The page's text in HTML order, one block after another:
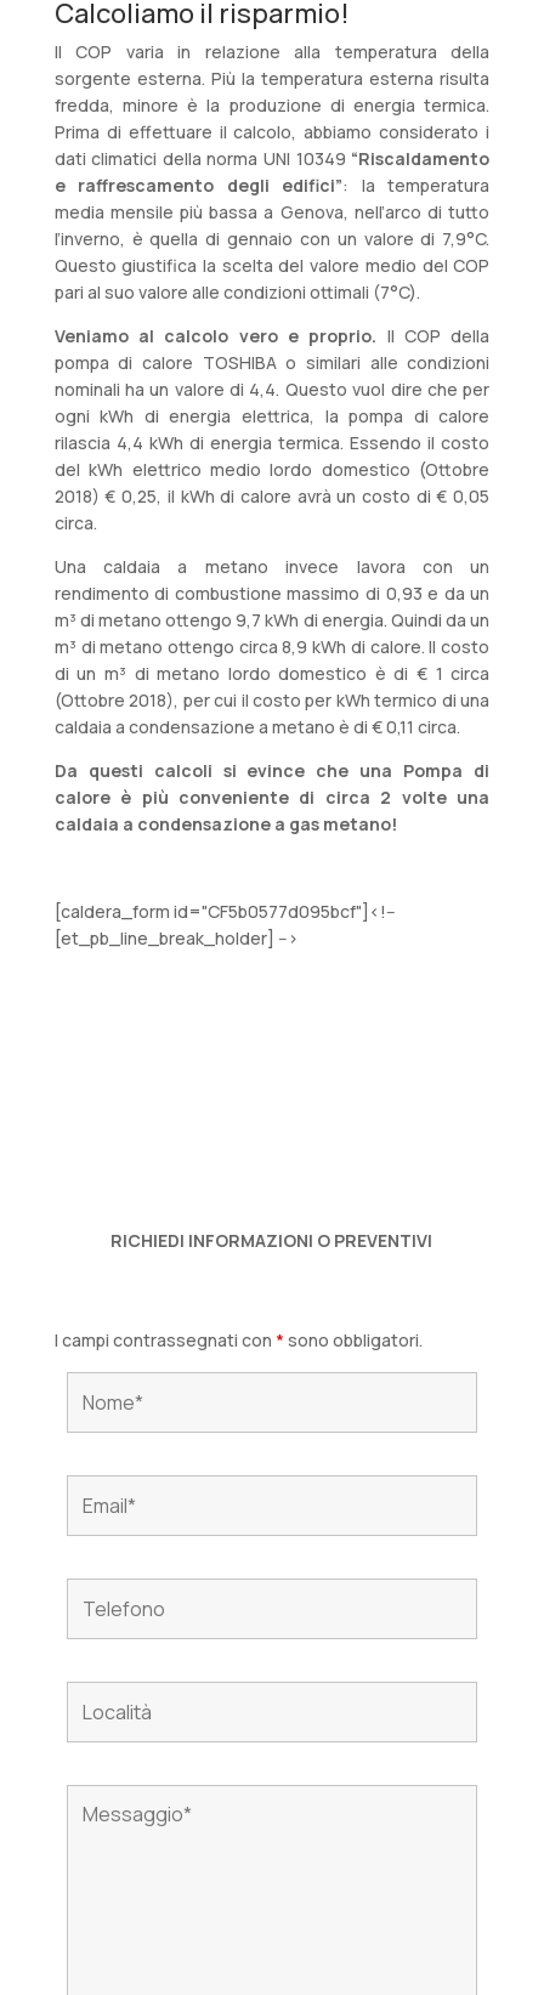
Calcoliamo il risparmio!
Il COP varia in relazione alla temperatura della
sorgente esterna. Più la temperatura esterna risulta
fredda, minore è la produzione di energia termica.
Prima di effettuare il calcolo, abbiamo considerato i
dati climatici della norma UNI 10349 “Riscaldamento
e raffrescamento degli edifici”: la temperatura
media mensile più bassa a Genova, nell’arco di tutto
l’inverno, è quella di gennaio con un valore di 7,9°C.
Questo giustifica la scelta del valore medio del COP
pari al suo valore alle condizioni ottimali (7°C).
Veniamo al calcolo vero e proprio. Il COP della
pompa di calore TOSHIBA o similari alle condizioni
nominali ha un valore di 4,4. Questo vuol dire che per
ogni kWh di energia elettrica, la pompa di calore
rilascia 4,4 kWh di energia termica. Essendo il costo
del kWh elettrico medio lordo domestico (Ottobre
2018) € 0,25, il kWh di calore avrà un costo di € 0,05
circa.
Una caldaia a metano invece lavora con un
rendimento di combustione massimo di 0,93 e da un
m³ di metano ottengo 9,7 kWh di energia. Quindi da un
m³ di metano ottengo circa 8,9 kWh di calore. Il costo
di un m³ di metano lordo domestico è di € 1 circa
(Ottobre 2018), per cui il costo per kWh termico di una
caldaia a condensazione a metano è di € 0,11 circa.
Da questi calcoli si evince che una Pompa di
calore è più conveniente di circa 2 volte una
caldaia a condensazione a gas metano!
[caldera_form id="CF5b0577d095bcf"]<!--
[et_pb_line_break_holder] -->
RICHIEDI INFORMAZIONI O PREVENTIVI
I campi contrassegnati con * sono obbligatori.